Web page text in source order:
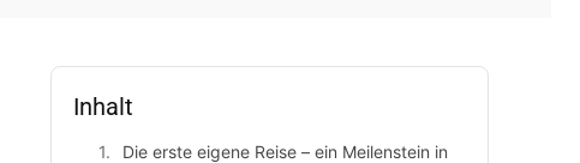
Inhalt
Die erste eigene Reise – ein Meilenstein in